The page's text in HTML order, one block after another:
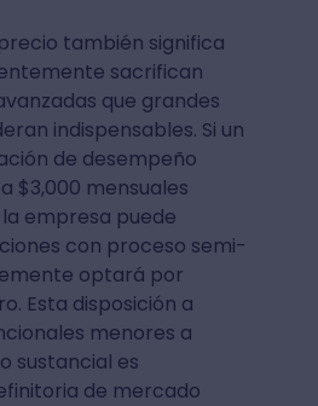
también significa
sacrifican
que grandes
indispensables. Si un
de desempeño
$3,000 mensuales
empresa puede
con proceso semi-
optará por
Esta disposición a
menores a
sustancial es
de mercado